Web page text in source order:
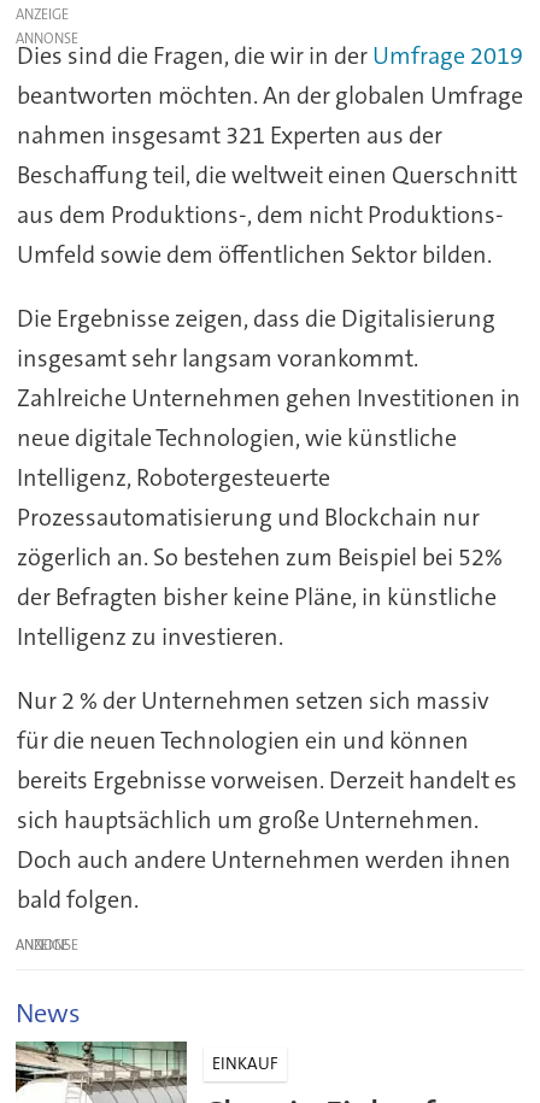
ANZEIGE
Dies sind die Fragen, die wir in derUmfrage 2019
beantworten möchten. An der globalen Umfrage
nahmen insgesamt 321 Experten aus der
Beschaffung teil, die weltweit einen Querschnitt
aus dem Produktions-, dem nicht Produktions-
Umfeld sowie dem öffentlichen Sektor bilden.
Die Ergebnisse zeigen, dass die Digitalisierung
insgesamt sehr langsam vorankommt.
Zahlreiche Unternehmen gehen Investitionen in
neue digitale Technologien, wie künstliche
Intelligenz, Robotergesteuerte
Prozessautomatisierung und Blockchain nur
zögerlich an. So bestehen zum Beispiel bei 52%
der Befragten bisher keine Pläne, in künstliche
Intelligenz zu investieren.
Nur 2 % der Unternehmen setzen sich massiv
für die neuen Technologien ein und können
bereits Ergebnisse vorweisen. Derzeit handelt es
sich hauptsächlich um große Unternehmen.
Doch auch andere Unternehmen werden ihnen
bald folgen.
ANZEIGE
News
EINKAUF